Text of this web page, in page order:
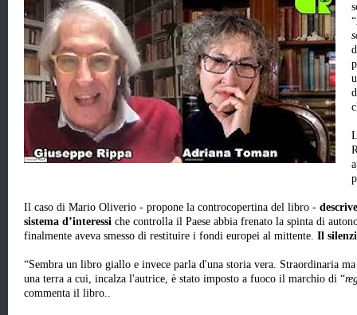
“
Il caso di Mario Oliverio - propone la controcopertina del libro -
sistema d’interessi che controlla il Paese abbia frenato la spinta di
finalmente aveva smesso di restituire i fondi europei al mittente. Il
“Sembra un libro giallo e invece parla d'una storia vera. Straordinaria
una terra a cui, incalza l'autrice, è stato imposto a fuoco il marchio di “
commenta il libro..